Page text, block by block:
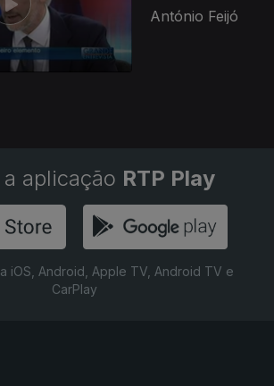
António Feijó
aplicação RTP Play
iOS, Android, Apple TV, Android TV e
CarPlay